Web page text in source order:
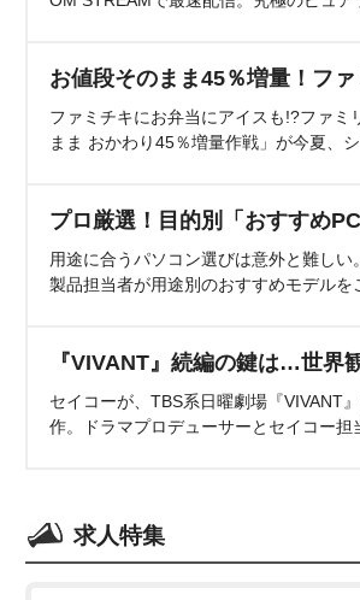
お値段そのまま45％増量！フ
ファミチキにお弁当にアイスも!?ファ
まま おかわり45％増量作戦」が今夏、
プロ厳選！目的別「おすすめ
用途に合うパソコン選びは意外と難し
製品担当者が用途別のおすすめモデルを
『VIVANT』続編の鍵は…世界
セイコーが、TBS系日曜劇場『VIVANT
作。ドラマプロデューサーとセイコー担
求人特集